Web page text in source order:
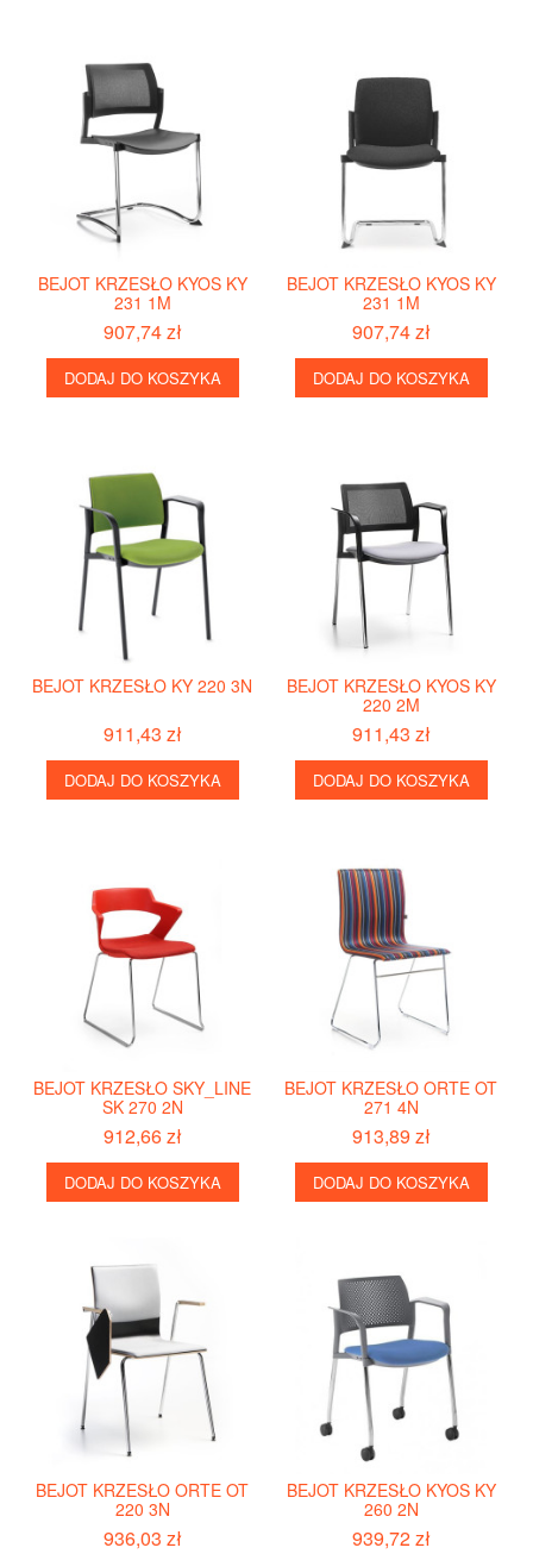
BEJOT KRZESŁO KYOS KY
231 1M
907,74 zł
DODAJ DO KOSZYKA
BEJOT KRZESŁO KYOS KY
231 1M
907,74 zł
DODAJ DO KOSZYKA
BEJOT KRZESŁO KY 220 3N
911,43 zł
DODAJ DO KOSZYKA
BEJOT KRZESŁO KYOS KY
220 2M
911,43 zł
DODAJ DO KOSZYKA
BEJOT KRZESŁO SKY_LINE
SK 270 2N
912,66 zł
DODAJ DO KOSZYKA
BEJOT KRZESŁO ORTE OT
271 4N
913,89 zł
DODAJ DO KOSZYKA
BEJOT KRZESŁO ORTE OT
220 3N
936,03 zł
BEJOT KRZESŁO KYOS KY
260 2N
939,72 zł